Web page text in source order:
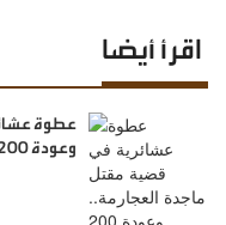
اقرأ أيضا
عطوة
وعودة 200 شخص